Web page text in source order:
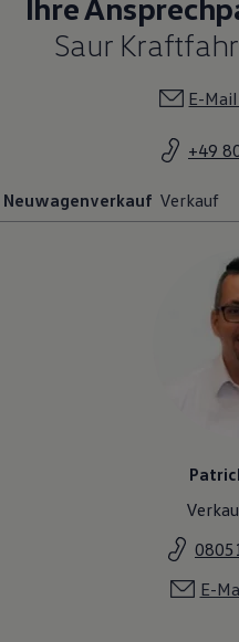
Ihre
Saur
E-
+49
Neuwagenverkauf Verkauf
E-